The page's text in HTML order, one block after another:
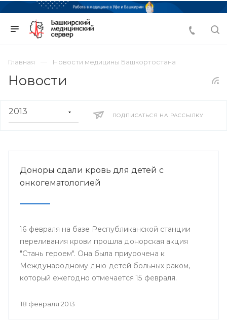
Главная Новости медицины Башкортостана
Новости
ПОДПИСАТЬСЯ НА РАССЫЛКУ
Доноры сдали кровь для детей с
онкогематологией
16 февраля на базе Республиканской станции
переливания крови прошла донорская акция
"Стань героем". Она была приурочена к
Международному дню детей больных раком,
который ежегодно отмечается 15 февраля.
18 февраля 2013